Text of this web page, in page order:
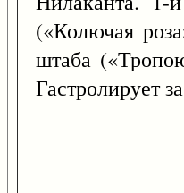
(«Колючая
штаба
Гастролирует